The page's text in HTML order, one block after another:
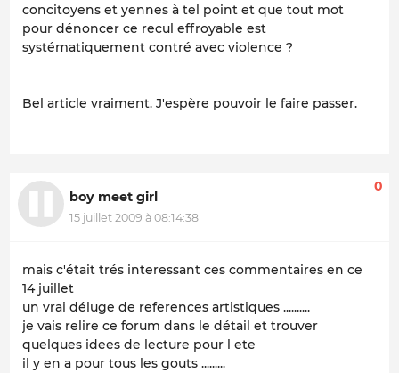
concitoyens et yennes à tel point et que tout mot
pour dénoncer ce recul effroyable est
systématiquement contré avec violence ?
Bel article vraiment. J'espère pouvoir le faire passer.
boy meet girl
15 juillet 2009 à 08:14:38
0
mais c'était trés interessant ces commentaires en ce
14 juillet
un vrai déluge de references artistiques ..........
je vais relire ce forum dans le détail et trouver
quelques idees de lecture pour l ete
il y en a pour tous les gouts .........